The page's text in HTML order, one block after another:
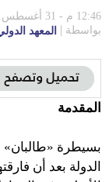
12:46 م - 31 أغسطس 2021
بواسطة
المعهد
المقدمة
بسيطرة «طالبان»